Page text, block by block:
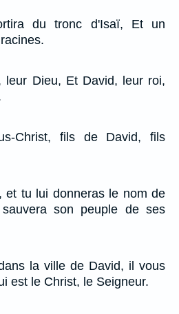
du tronc d'Isaï, Et un
leur Dieu, Et David, leur roi,
Christ, fils de David, fils
et tu lui donneras le nom de
son peuple de ses
la ville de David, il vous
est le Christ, le Seigneur.